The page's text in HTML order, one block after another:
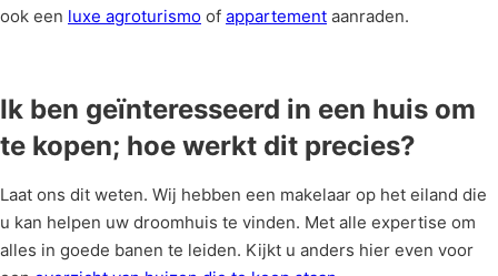
ook een luxe agroturismo of appartement aanraden.
Ik ben geïnteresseerd in een huis om
te kopen; hoe werkt dit precies?
Laat ons dit weten. Wij hebben een makelaar op het eiland die
u kan helpen uw droomhuis te vinden. Met alle expertise om
alles in goede banen te leiden. Kijkt u anders hier even voor